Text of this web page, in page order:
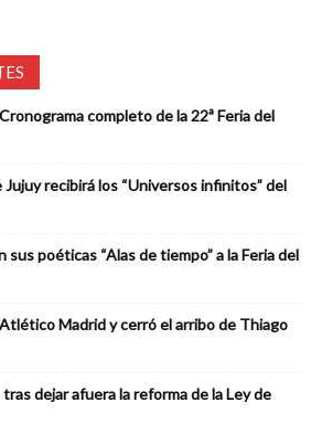
completo de la 22ª Feria del
Jujuy recibirá los “Universos infinitos” del
sus poéticas “Alas de tiempo” a la Feria del
Madrid y cerró el arribo de Thiago
dejar afuera la reforma de la Ley de